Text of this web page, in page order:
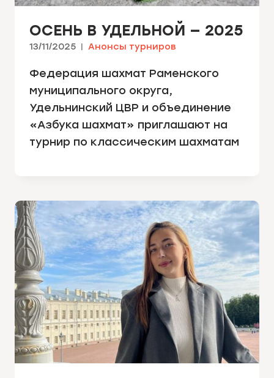
ОСЕНЬ В УДЕЛЬНОЙ — 2025
13/11/2025 Анонсы турниров
Федерация шахмат Раменского
муниципального округа,
Удельнинский ЦВР и объединение
«Азбука шахмат» приглашают на
турнир по классическим шахматам